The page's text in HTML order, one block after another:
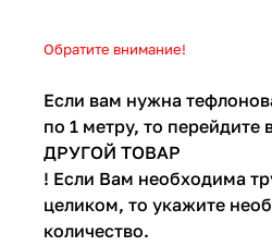
Обратите внимание!
Если вам нужна
по 1 метру, то перейдите
ДРУГОЙ ТОВАР
! Если Вам необходима
целиком, то укажите
количество.